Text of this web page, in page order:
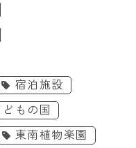
宿泊施設
もの国
東南植物楽園